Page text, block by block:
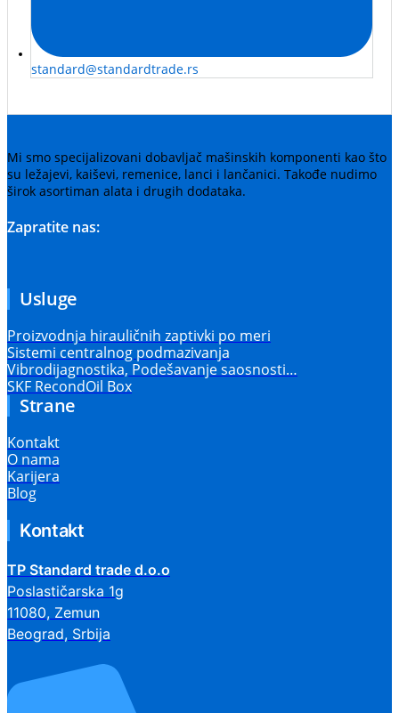
standard@standardtrade.rs
Mi smo specijalizovani dobavljač mašinskih komponenti kao što
su ležajevi, kaiševi, remenice, lanci i lančanici. Takođe nudimo
širok asortiman alata i drugih dodataka.
Zapratite nas:
Usluge
Proizvodnja hirauličnih zaptivki po meri
Sistemi centralnog podmazivanja
Vibrodijagnostika, Podešavanje saosnosti…
SKF RecondOil Box
Strane
Kontakt
O nama
Karijera
Blog
Kontakt
TP Standard trade d.o.o
Poslastičarska 1g
11080, Zemun
Beograd, Srbija